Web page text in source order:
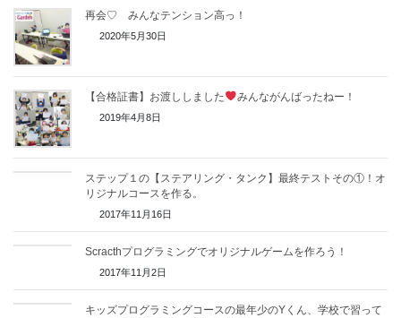
再会♡ みんなテンション高っ！
2020年5月30日
【合格証書】お渡ししました みんながんばったねー！
2019年4月8日
ステップ１の【ステアリング・タンク】最終テストその①！オ
リジナルコースを作る。
2017年11月16日
Scracthプログラミングでオリジナルゲームを作ろう！
2017年11月2日
キッズプログラミングコースの最年少のYくん、学校で習って